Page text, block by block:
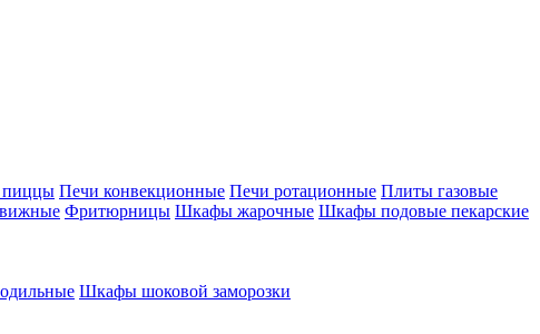
пиццы Печи конвекционные Печи ротационные Плиты газовые
Фритюрницы Шкафы жарочные Шкафы подовые пекарские
Шкафы шоковой заморозки